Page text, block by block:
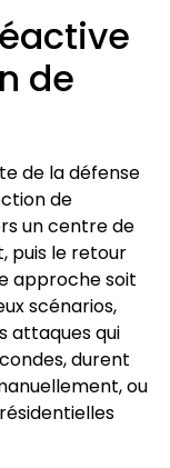
de
de la défense
de
un centre de
puis le retour
approche soit
scénarios,
attaques qui
durent
ou